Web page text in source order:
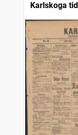
Karlskoga